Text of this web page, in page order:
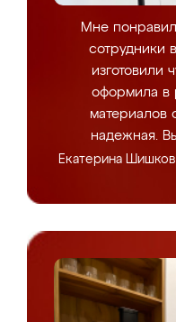
Мне
сотрудники
изготовили
оформила в
материалов
надежная.
Екатерина